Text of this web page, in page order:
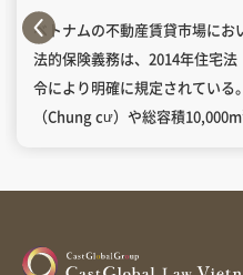
ベトナムの不動産賃貸市場にお
法的保険義務は、2014年住宅
令により明確に規定されている
（Chung cư）や総容積
制について検討する。 目次ベト